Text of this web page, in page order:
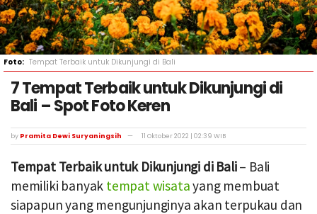
Tempat Terbaik untuk Dikunjungi di Bali
7 Tempat Terbaik untuk Dikunjungi di
Bali – Spot Foto Keren
by Pramita Dewi Suryaningsih 11 Oktober 2022 | 02:39 WIB
Tempat Terbaik untuk Dikunjungi di Bali– Bali
memiliki banyak tempat wisatayang membuat
siapapun yang mengunjunginya akan terpukau dan